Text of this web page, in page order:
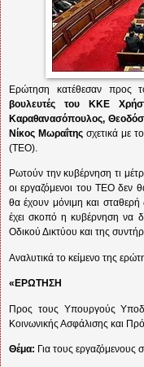
Ερώτηση κατέθεσαν προς
βουλευτές του ΚΚΕ
Καραθανασόπουλος,
Νίκος Μωραΐτηςσχετικά με
(ΤΕΟ).
Ρωτούν την κυβέρνηση τι
οι εργαζόμενοι του ΤΕΟ δεν
θα έχουν μόνιμη και σταθερή
έχει σκοπό η κυβέρνηση να
Οδικού Δικτύου και της
Αναλυτικά το κείμενο της
«ΕΡΩΤΗΣΗ
Προς τους Υπουργούς
Κοινωνικής Ασφάλισης και
Θέμα: Για τους εργαζόμενους